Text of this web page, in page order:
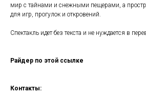
мир с тайнами и снежными пещерами, а
для игр, прогулок и откровений.
Спектакль идет без текста и не нуждается в
Райдер по этой ссылке
Контакты: